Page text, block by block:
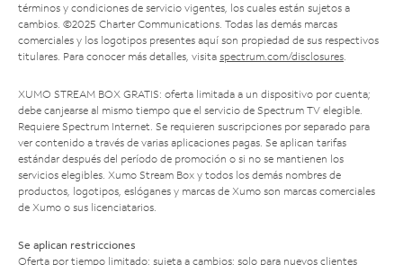
términos y condiciones de servicio vigentes, los cuales están sujetos a
cambios. ©2025 Charter Communications. Todas las demás marcas
comerciales y los logotipos presentes aquí son propiedad de sus respectivos
titulares. Para conocer más detalles, visita spectrum.com/disclosures.
XUMO STREAM BOX GRATIS: oferta limitada a un dispositivo por cuenta;
debe canjearse al mismo tiempo que el servicio de Spectrum TV elegible.
Requiere Spectrum Internet. Se requieren suscripciones por separado para
ver contenido a través de varias aplicaciones pagas. Se aplican tarifas
estándar después del período de promoción o si no se mantienen los
servicios elegibles. Xumo Stream Box y todos los demás nombres de
productos, logotipos, eslóganes y marcas de Xumo son marcas comerciales
de Xumo o sus licenciatarios.
Se aplican restricciones
Oferta por tiempo limitado; sujeta a cambios; solo para nuevos clientes